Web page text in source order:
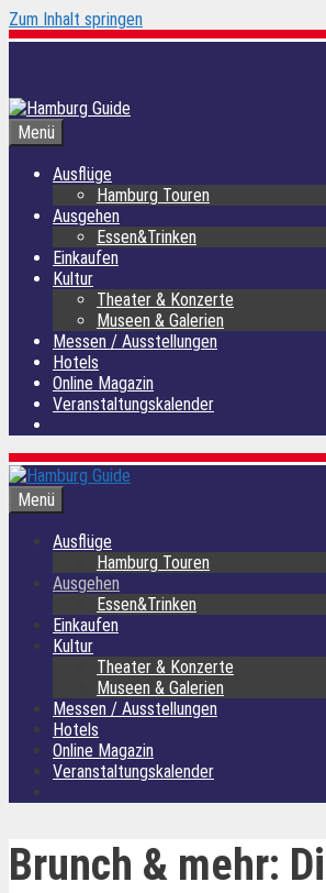
Zum Inhalt springen
Menü
Ausflüge
Hamburg Touren
Ausgehen
Essen&Trinken
Einkaufen
Kultur
Theater & Konzerte
Museen & Galerien
Messen / Ausstellungen
Hotels
Online Magazin
Veranstaltungskalender
Menü
Ausflüge
Hamburg Touren
Ausgehen
Essen&Trinken
Einkaufen
Kultur
Theater & Konzerte
Museen & Galerien
Messen / Ausstellungen
Hotels
Online Magazin
Veranstaltungskalender
Brunch & mehr: